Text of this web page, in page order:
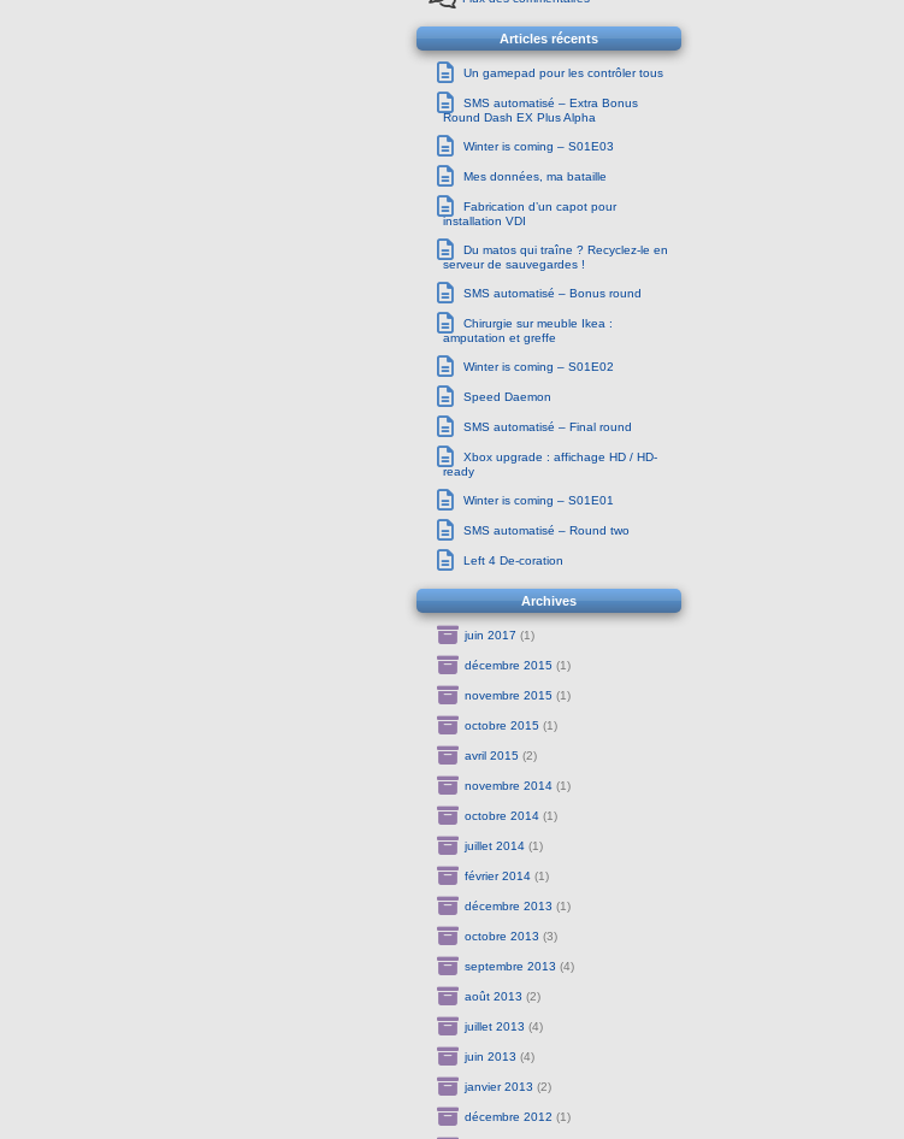
Articles récents
Un gamepad pour les contrôler tous
SMS automatisé – Extra Bonus
Round Dash EX Plus Alpha
Winter is coming – S01E03
Mes données, ma bataille
Fabrication d’un capot pour
installation VDI
Du matos qui traîne ? Recyclez-le en
serveur de sauvegardes !
SMS automatisé – Bonus round
Chirurgie sur meuble Ikea :
amputation et greffe
Winter is coming – S01E02
Speed Daemon
SMS automatisé – Final round
Xbox upgrade : affichage HD / HD-
ready
Winter is coming – S01E01
SMS automatisé – Round two
Left 4 De-coration
Archives
juin 2017 (1)
décembre 2015 (1)
novembre 2015 (1)
octobre 2015 (1)
avril 2015 (2)
novembre 2014(1)
octobre 2014(1)
juillet 2014(1)
février 2014(1)
décembre 2013 (1)
octobre 2013 (3)
septembre 2013 (4)
août 2013 (2)
juillet 2013 (4)
juin 2013 (4)
janvier 2013 (2)
décembre 2012 (1)